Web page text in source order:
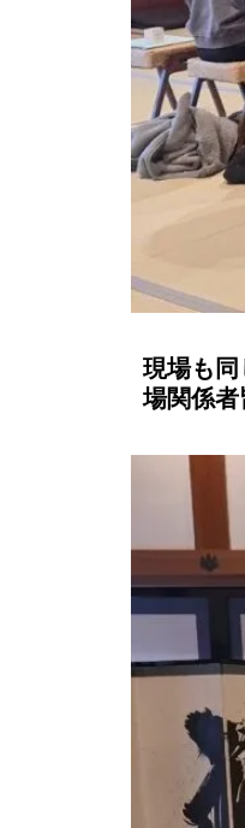
現場も同
場関係者